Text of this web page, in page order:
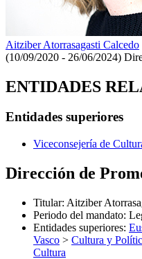
Aitziber Atorrasagasti Calcedo
(10/09/2020 - 26/06/2024)
ENTIDADES
Entidades superiores
Viceconsejería de
Dirección de
Titular: Aitziber
Periodo del mandato:
Entidades superiores:
Vasco > Cultura y
Cultura